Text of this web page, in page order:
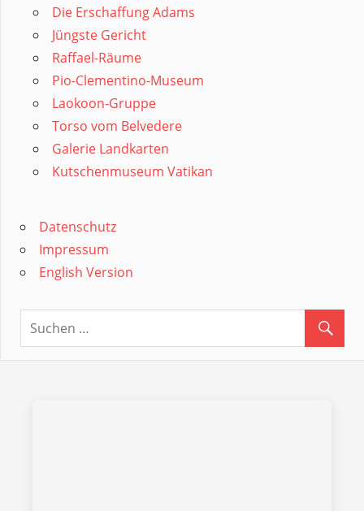
Die Erschaffung Adams
Jüngste Gericht
Raffael-Räume
Pio-Clementino-Museum
Laokoon-Gruppe
Torso vom Belvedere
Galerie Landkarten
Kutschenmuseum Vatikan
Datenschutz
Impressum
English Version